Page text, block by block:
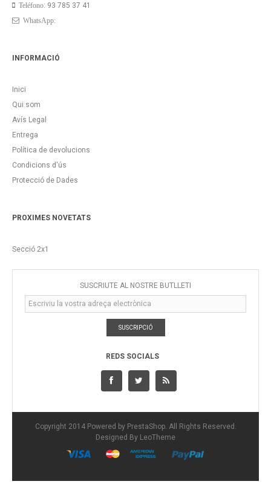
Teléfono: 93 785 37 41
WhatsApp:
INFORMACIÓ
Inici
Qui som
Avís Legal
Entrega
Política de devolucions
Condicions d'ús
Protecció de Dades
PROXIMES NOVETATS
Secció 2x1
SUSCRIUTE AL NOSTRE BUTLLETÍ
SUSCRIPCIÓ
REDS SOCIALS
Copyright 2014 Powered by PrestaShop. All Rights Reserved.
Designed By LeoTheme